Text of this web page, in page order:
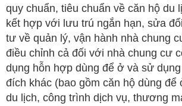
quy chuẩn, tiêu chuẩn về căn hộ du
kết hợp với lưu trú ngắn hạn, sửa
tư về quản lý, vận hành nhà chung
điều chỉnh cả đối với nhà chung cư
dụng hỗn hợp dùng để ở và sử
đích khác (bao gồm căn hộ dùng
du lịch, công trình dịch vụ, thương